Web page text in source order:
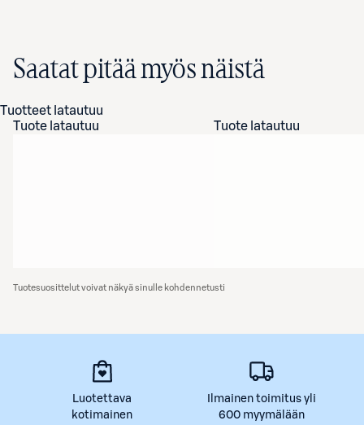
Saatat pitää myös näistä
Tuotteet latautuu
Tuote latautuu
Tuote latautuu
Tuotesuosittelut voivat näkyä sinulle kohdennetusti
Luotettava
kotimainen
Ilmainen toimitus yli
600 myymälään